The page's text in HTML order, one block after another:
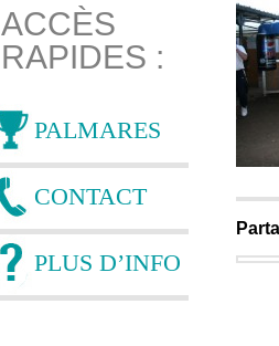
ACCÈS
RAPIDES :
PALMARES
CONTACT
PLUS D’INFO